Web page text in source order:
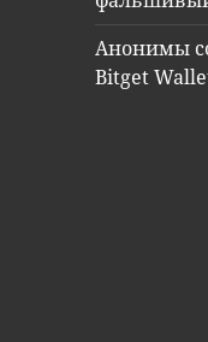
Анонимы
Bitget